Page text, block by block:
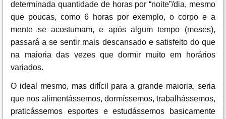
determinada quantidade de horas por “noite”/dia, mesmo
que poucas, como 6 horas por exemplo, o corpo e a
mente se acostumam, e após algum tempo (meses),
passará a se sentir mais descansado e satisfeito do que
na maioria das vezes que dormir muito em horários
variados.
O ideal mesmo, mas difícil para a grande maioria, seria
que nos alimentássemos, dormíssemos, trabalhássemos,
praticássemos esportes e estudássemos basicamente